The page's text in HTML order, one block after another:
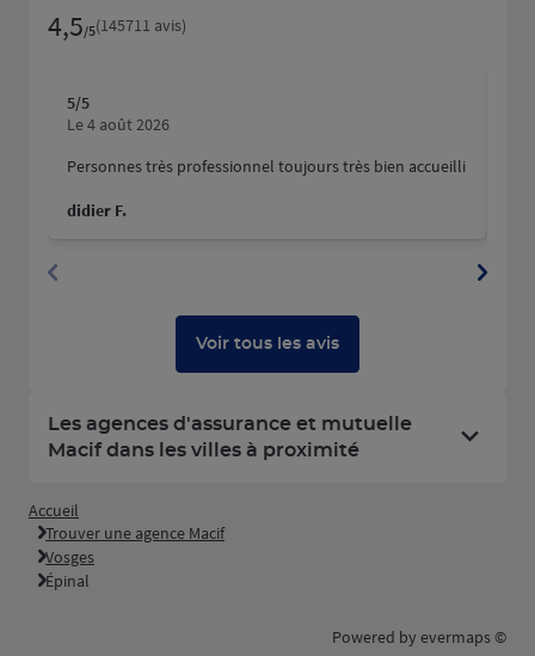
4,5/5Note de 4.5 sur 5
(145711 avis)
5/5
Le 4 août 2026
Personnes très professionnel toujours très bien accueilli
didier F.
Voir tous les avis
Les agences d'assurance et mutuelle
Macif dans les villes à proximité
Accueil
Trouver une agence Macif
Vosges
Épinal
Powered by evermaps ©